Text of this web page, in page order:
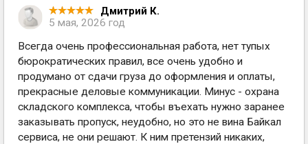
Дмитрий К.
5 мая, 2026 год
Всегда очень профессиональная работа, нет тупых
бюрократических правил, все очень удобно и
продумано от сдачи груза до оформления и оплаты,
прекрасные деловые коммуникации. Минус - охрана
складского комплекса, чтобы въехать нужно заранее
заказывать пропуск, неудобно, но это не вина Байкал
сервиса, не они решают. К ним претензий никаких,